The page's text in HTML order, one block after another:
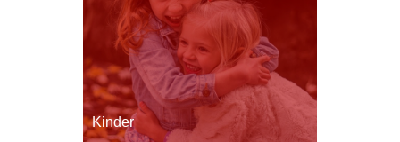
Kinder